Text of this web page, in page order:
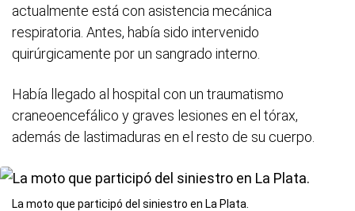
actualmente está con asistencia mecánica
respiratoria. Antes, había sido intervenido
quirúrgicamente por un sangrado interno.
Había llegado al hospital con un traumatismo
craneoencefálico y graves lesiones en el tórax,
además de lastimaduras en el resto de su cuerpo.
La moto que participó del siniestro en La Plata.